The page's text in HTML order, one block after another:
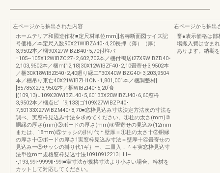
左ページから抽出された内容
ホームテリア和國造作材■定尺材単位mm]]名称断面図サイズ記
号価格／本定尺入数90X21WIBZA40･4,20長押（薄）（厚）
3,9502本／梱90X27WIBZB40･5,70付柱バ
=105~105X12WIBZC27･2,602,702本／梱付鴨居i27X9WIBZD40･
2,103,9502本／梱m{12,18)30X12WIBZF40･2,10畳寄せ3,9502本
／梱30X18WIBZE40･2,40廻り縁二°30X40WIBZG40･3,203,9504
本／梱吊り束亡40X21WIBZH1ON･1,801,001本／梱調整材]
[85785X273,9502本／梱WIBZI40･5,20`食
[(109,13)J109X20WIBZL40･5,60133X20WIBZJ40･6,60窓枠
3,9502本／梱点ピ゜9,133)ゴ109X27WIBZP40･
7,50133X27WIBZM40･8,70■窓枠見込み寸法決定方法次の寸法を
調べ、実窓枠見込み寸法を求めてください。①柱の太さ(mm)②
胴縁の厚さ(mm)③ボードの厚さ(mm)④畳寄せの見込み(12mm
または、18mm)⑤サッシの掛り代＊壁厚＝①柱の太さ十②胴縁
の厚さ十③ボードの厚さ1実窓枠見込み寸法＝壁厚十④畳寄せの
見込みー⑤サッシの掛り代1ギ｝ー、二皿入．＾キ実窓枠見込寸
法単位mm規格窓枠見込寸法10910912213|..lll•-
•,193,99l•9999ll•99l■実寸法が規格寸法より小さい場合、枠材を
カットして対応してください。
右ページから抽出
畜●表示価格は部
場搬入費は含ま
あります。納期